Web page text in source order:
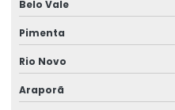
Belo Vale
Pimenta
Rio Novo
Araporã